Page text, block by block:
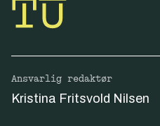
Ansvarlig redaktør
Kristina Fritsvold Nilsen